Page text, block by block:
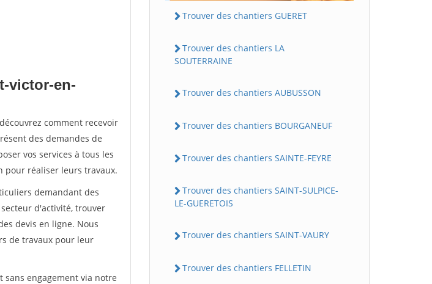
victor-en-
comment recevoir
des demandes de
vos services à tous les
pour réaliser leurs travaux.
demandant des
d'activité, trouver
devis en ligne. Nous
de travaux pour leur
engagement via notre
Trouver des chantiers GUERET
Trouver des chantiers LA
SOUTERRAINE
Trouver des chantiers AUBUSSON
Trouver des chantiers BOURGANEUF
Trouver des chantiers SAINTE-FEYRE
Trouver des chantiers SAINT-SULPICE-
LE-GUERETOIS
Trouver des chantiers SAINT-VAURY
Trouver des chantiers FELLETIN